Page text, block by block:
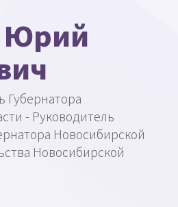
Юрий
Губернатора
- Руководитель
Новосибирской
Новосибирской